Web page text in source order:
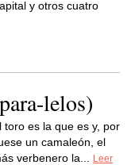
y otros cuatro
lelos)
toro es la que es y, por
un camaleón, el
verbenero la...
Leer